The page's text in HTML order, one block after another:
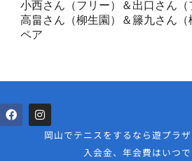
小西さん（フリー）＆出口さん（
高畠さん（柳生園）＆籐九さん（
ペア
岡山でテニスをするなら遊プラ
入会金、年会費はいつで